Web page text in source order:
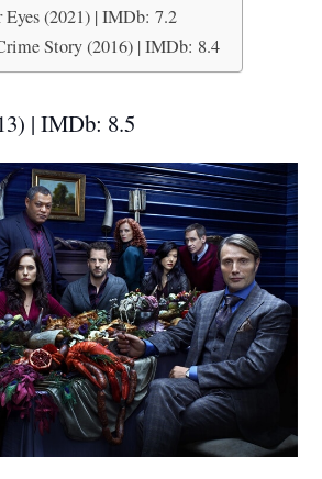
Eyes (2021) | IMDb: 7.2
Story (2016) | IMDb: 8.4
| IMDb: 8.5